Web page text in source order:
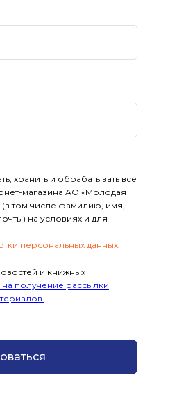
хранить и обрабатывать все
магазина АО «Молодая
том числе фамилию, имя,
на условиях и для
персональных данных.
и книжных
на получение рассылки